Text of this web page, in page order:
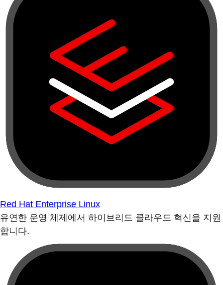
Red Hat Enterprise Linux
유연한 운영 체제에서 하이브리드 클라우드 혁신을 지원
합니다.